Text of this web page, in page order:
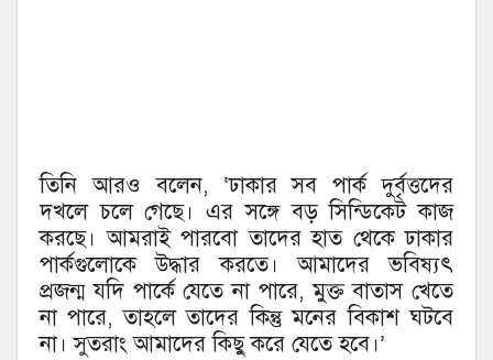
তিনি আরও বলেন, ‘ঢাকার সব পার্ক দুর্বৃত্তদের
দখলে চলে গেছে। এর সঙ্গে বড় সিন্ডিকেট কাজ
করছে। আমরাই পারবো তাদের হাত থেকে ঢাকার
পার্কগুলোকে উদ্ধার করতে। আমাদের ভবিষ্যৎ
প্রজন্ম যদি পার্কে যেতে না পারে, মুক্ত বাতাস খেতে
না পারে, তাহলে তাদের কিন্তু মনের বিকাশ ঘটবে
না। সুতরাং আমাদের কিছু করে যেতে হবে।’